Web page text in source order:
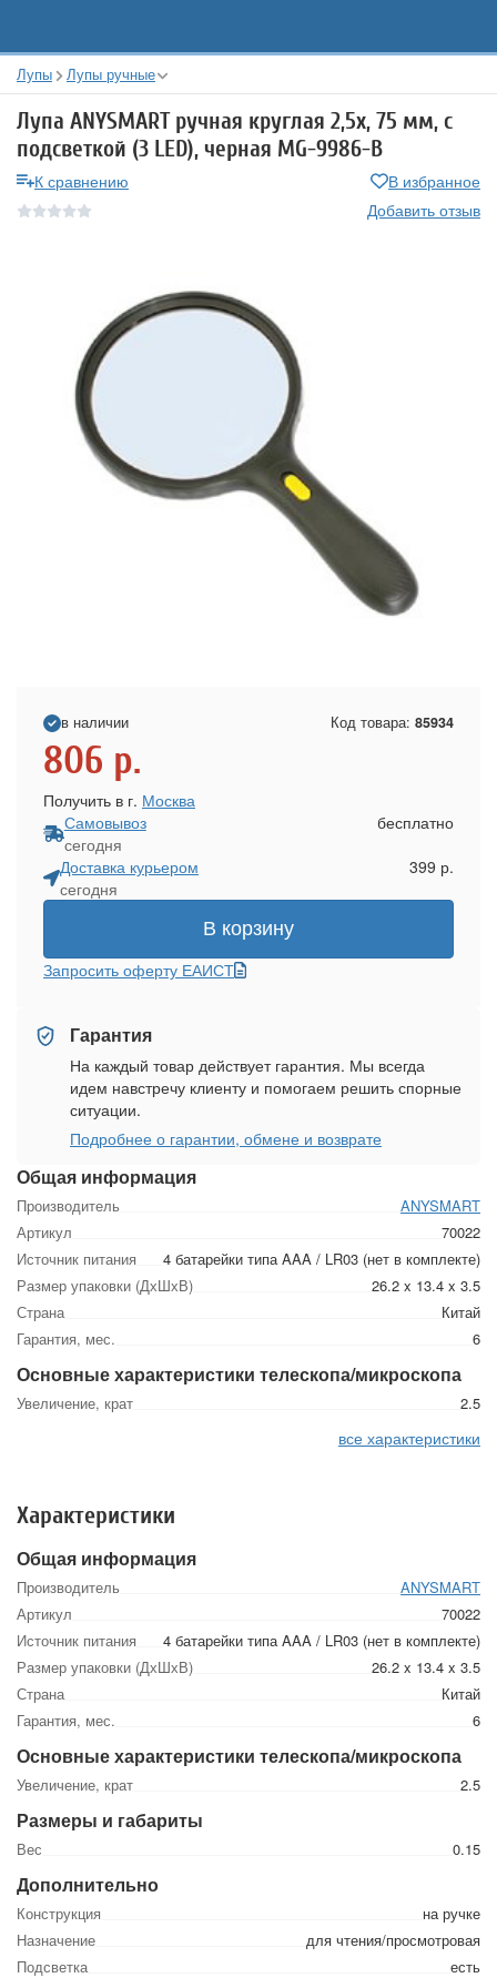
Лупы Лупы ручные
Лупа ANYSMART ручная круглая 2,5х, 75 мм, с
подсветкой (3 LED), черная MG-9986-B
К сравнению
В избранное
Добавить отзыв
Общая информация
Производитель
ANYSMART
Артикул
70022
Источник питания
4 батарейки типа AAA / LR03 (нет в комплекте)
Размер упаковки (ДхШхВ)
26.2 x 13.4 x 3.5
Страна
Китай
Гарантия, мес.
6
Основные характеристики телескопа/микроскопа
Увеличение, крат 2.5
все характеристики
в наличии Код товара: 85934
806 р.
Получить в г. Москва
Самовывоз
сегодня
бесплатно
Доставка курьером
сегодня
399 р.
В корзину
Запросить оферту ЕАИСТ
Гарантия
На каждый товар действует гарантия. Мы всегда
идем навстречу клиенту и помогаем решить спорные
ситуации.
Подробнее о гарантии, обмене и возврате
Характеристики
Общая информация
Производитель
ANYSMART
Артикул
70022
Источник питания
4 батарейки типа AAA / LR03 (нет в комплекте)
Размер упаковки (ДхШхВ)
26.2 x 13.4 x 3.5
Страна
Китай
Гарантия, мес.
6
Основные характеристики телескопа/микроскопа
Увеличение, крат 2.5
Размеры и габариты
Вес 0.15
Дополнительно
Конструкция
на ручке
Назначение
для чтения/просмотровая
Подсветка
есть